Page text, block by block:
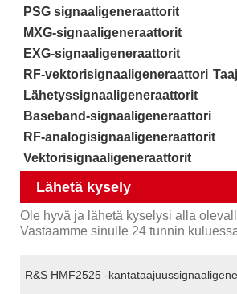
PSG signaaligeneraattorit
MXG-signaaligeneraattorit
EXG-signaaligeneraattorit
RF-vektorisignaaligeneraattori
Lähetyssignaaligeneraattorit
Baseband-signaaligeneraattori
RF-analogisignaaligeneraattorit
Vektorisignaaligeneraattorit
Lähetä kysely
Ole hyvä ja lähetä kyselysi alla
Vastaamme sinulle 24 tunnin